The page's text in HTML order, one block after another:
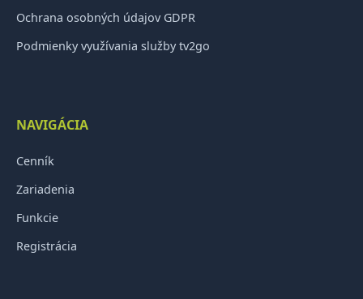
Ochrana osobných údajov GDPR
Podmienky využívania služby tv2go
NAVIGÁCIA
Cenník
Zariadenia
Funkcie
Registrácia